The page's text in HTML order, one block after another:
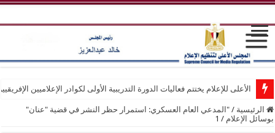
الأعلى للإعلام يختتم فعاليات الدورة التدريبية الأولى لكوادر الإعلاميين
الرئيسية / "المدعي العام العسكري: استمرار حظر النشر في قضية "عنان"
بوسائل الإعلام /
1